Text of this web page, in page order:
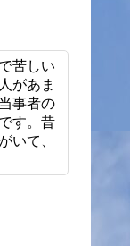
苦しい
があま
事者の
す。昔
いて、